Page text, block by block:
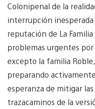
Colonipenal de la
interrupción inesperada
reputación de La
problemas urgentes
excepto la familia
preparando
esperanza de mitigar
trazacaminos de la